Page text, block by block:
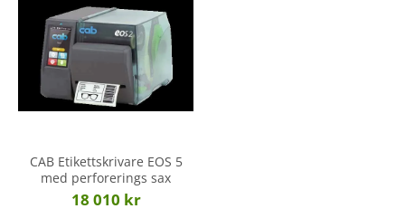
CAB Etikettskrivare EOS 5
med perforerings sax
18 010 kr